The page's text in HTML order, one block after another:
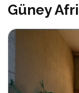
Güney